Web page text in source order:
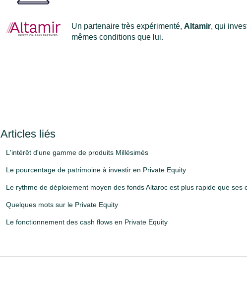
Un partenaire très expérimenté, Altamir, qui
mêmes conditions que lui.
Articles liés
L'intérêt d'une gamme de produits Millésimés
Le pourcentage de patrimoine à investir en Private Equity
Le rythme de déploiement moyen des fonds Altaroc est plus rapide que ses
Quelques mots sur le Private Equity
Le fonctionnement des cash flows en Private Equity